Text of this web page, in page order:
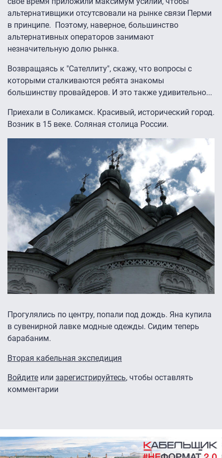
альтернативщики отсутсвовали на рынке связи Перми
в принципе. Поэтому, наверное, большинство
альтернативных операторов занимают
незначительную долю рынка.
Возвращаясь к "Сателлиту", скажу, что вопросы с
которыми сталкиваются ребята знакомы
большинству провайдеров. И это также удивительно...
Приехали в Соликамск. Красивый, исторический город.
Возник в 15 веке. Соляная столица России.
Прогулялись по центру, попали под дождь. Яна купила
в сувенирной лавке модные одежды. Сидим теперь
барабаним.
Вторая кабельная экспедиция
Войдите или зарегистрируйтесь, чтобы оставлять
комментарии